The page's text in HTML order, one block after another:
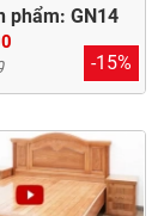
phẩm: GN14
-15%